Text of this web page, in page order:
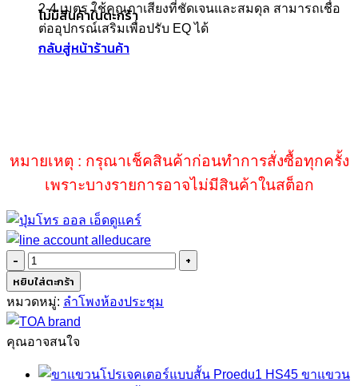
ไม่มีสินค้าในตะกร้า
กลับสู่หน้าร้านค้า
2-4 เมตร ใช้คุณภาเสียงที่ชัดเจนและสมดุล สามารถเชื่อ
ต่ออุปกรณ์เสริมเพื่อปรับ EQ ได้
หมายเหตุ : กรุณาเช็คสินค้าก่อนทำการสั่งซื้อทุกครั้ง
เพราะบางรายการอาจไม่มีสินค้าในสต็อก
จำนวน
TOA
F-
122C
ชิ้น
หยิบใส่ตะกร้า
หมวดหมู่: ลำโพงห้องประชุม
คุณอาจสนใจ
ขาแขวน